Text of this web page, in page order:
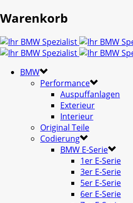
Warenkorb
BMW
Performance
Auspuffanlagen
Exterieur
Interieur
Original Teile
Codierung
BMW E-Serie
1er E-Serie
3er E-Serie
5er E-Serie
6er E-Serie